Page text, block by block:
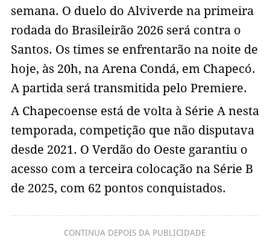
semana. O duelo do Alviverde na primeira
rodada do Brasileirão 2026 será contra o
Santos. Os times se enfrentarão na noite de
hoje, às 20h, na Arena Condá, em Chapecó.
A partida será transmitida pelo Premiere.
A Chapecoense está de volta à Série A nesta
temporada, competição que não disputava
desde 2021. O Verdão do Oeste garantiu o
acesso com a terceira colocação na Série B
de 2025, com 62 pontos conquistados.
CONTINUA DEPOIS DA PUBLICIDADE